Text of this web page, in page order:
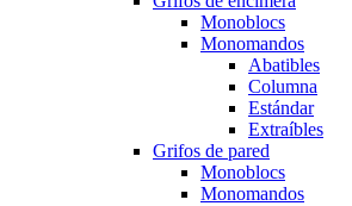
Monoblocs
Monomandos
Abatibles
Columna
Estándar
Extraíbles
Grifos de pared
Monoblocs
Monomandos